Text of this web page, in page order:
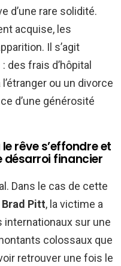
d’une rare solidité.
acquise, les
Il s’agit
des frais d’hôpital
ou un divorce
d’une générosité
rêve s’effondre et
désarroi financier
Dans le cas de cette
Pitt, la victime a
sur une
colossaux que
retrouver une fois le